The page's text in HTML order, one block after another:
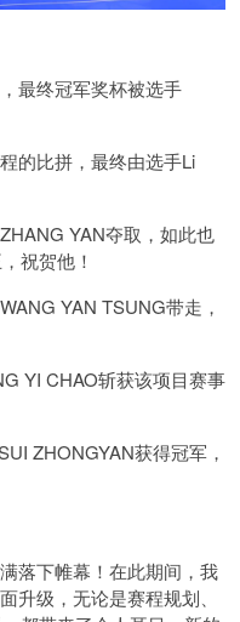
最终冠军奖杯被选手
的比拼，最终由选手Li
YAN夺取，如此也
祝贺他！
YAN TSUNG带走，
YI CHAO斩获该项目赛事
ZHONGYAN获得冠军，
落下帷幕！在此期间，我
升级，无论是赛程规划、